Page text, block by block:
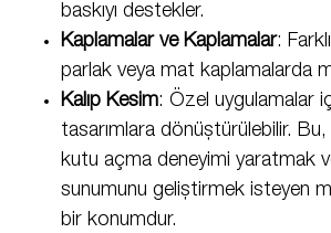
baskıyı destekler.
Kaplamalar ve Kaplamalar:
parlak veya mat kaplamalarda
Kalıp Kesim: Özel uygulamalar
tasarımlara dönüştürülebilir.
kutu açma deneyimi yaratmak
sunumunu geliştirmek isteyen
bir konumdur.